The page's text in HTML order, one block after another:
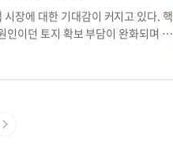
장에 대한 기대감이 커지고 있다. 핵
이던 토지 확보 부담이 완화되며 조
선될 것으로 보인다. 이 같은 변화
. 해당 사업은 인허가 전문 정비업체
까지 더해질 경우 사업 추진 속도는
교통 및 도시개발 관련 호재가 이어